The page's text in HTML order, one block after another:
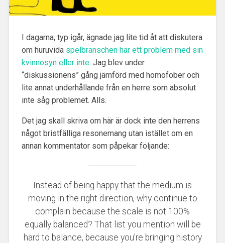
I dagarna, typ igår, ägnade jag lite tid åt att diskutera
om huruvida spelbranschen har ett problem med sin
kvinnosyn eller inte. Jag blev under
“diskussionens” gång jämförd med homofober och
lite annat underhållande från en herre som absolut
inte såg problemet. Alls.
Det jag skall skriva om här är dock inte den herrens
något bristfälliga resonemang utan istället om en
annan kommentator som påpekar följande:
Instead of being happy that the medium is
moving in the right direction, why continue to
complain because the scale is not 100%
equally balanced? That list you mention will be
hard to balance, because you’re bringing history